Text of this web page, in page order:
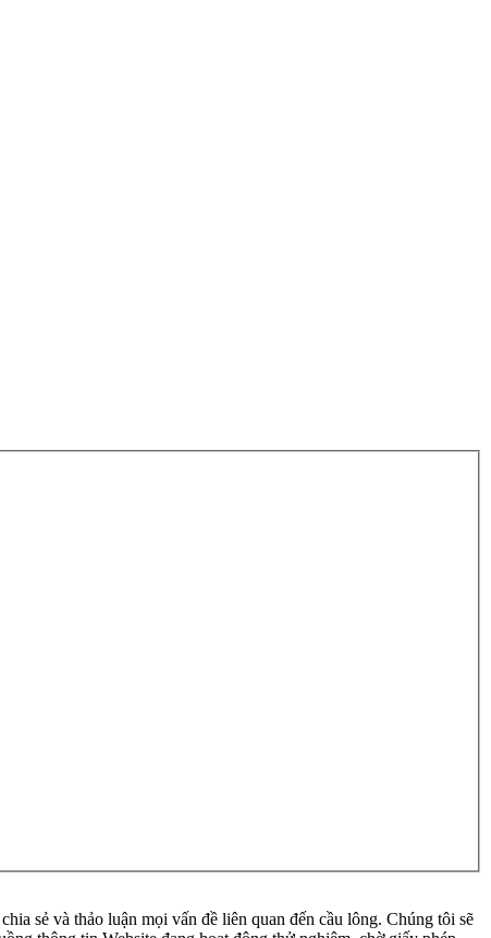
sẻ và thảo luận mọi vấn đề liên quan đến cầu lông. Chúng tôi sẽ